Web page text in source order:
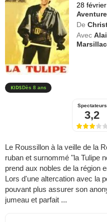
28
Aventure
De
Avec
Dès 8 ans
Spectateurs
3,2
Le Roussillon à la veille de la
ruban et surnommé "la Tulipe
prend aux nobles de la région
Lors d'une altercation avec la
pouvant plus assurer son
jumeau et parfait ...